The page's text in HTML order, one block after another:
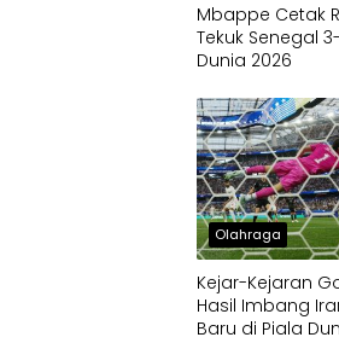
Mbappe Cetak
Tekuk Senegal
Dunia 2026
Olahraga
Kejar-Kejaran
Hasil Imbang
Baru di Piala